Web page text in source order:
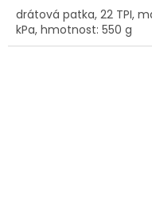
drátová patka, 22 TPI,
kPa, hmotnost: 550 g